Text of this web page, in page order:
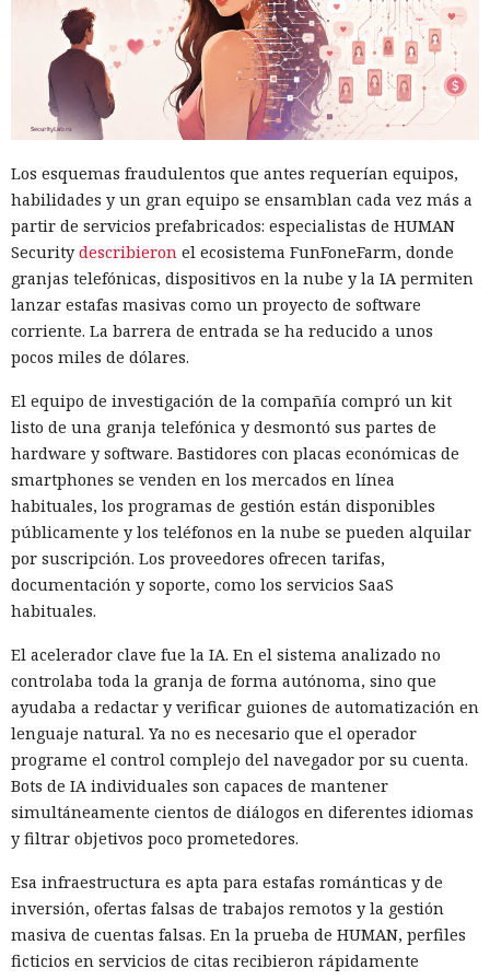
verificar los datos entre agentes, limpiar el contexto
intermedio, rastrear el origen de las instrucciones e aislar
la memoria del diálogo. Además conviene limitar el plazo
de conservación del contexto, comprobar el intercambio
entre agentes y vigilar cambios inesperados de
comportamiento en distintas etapas de la cadena de
Investigadores del MIT eluden
los parches contra Spectre v2
en procesadores Intel y AMD
14:18 / 09.08.2026
Bastaron poco menos de 20 minutos para vulnerar un
procesador protegido.
La protección contra el ataque Spectre v2 se basa en que el
procesador borra o aísla el estado del predictor de saltos
antes de ejecutar código protegido, pero especialistas del
MIT CSAILencontraron una formade intervenir en el breve
intervalo entre el borrado y el uso de ese estado. La nueva
clase de ataques recibió el nombre TONTOU, y la variante
mostrada utiliza interrupciones por hardware.
El atacante debe ya poder ejecutar código no privilegiado en
un sistema Linux. Ese proceso puede programar
temporizadores de alta precisión y provocar interrupciones
por hardware casi en el momento oportuno. Si la
Los esquemas fraudulentos que antes requerían equipos,
habilidades y un gran equipo se ensamblan cada vez más a
partir de servicios prefabricados: especialistas de HUMAN
Security describieron el ecosistema FunFoneFarm, donde
granjas telefónicas, dispositivos en la nube y la IA permiten
lanzar estafas masivas como un proyecto de software
corriente. La barrera de entrada se ha reducido a unos
pocos miles de dólares.
El equipo de investigación de la compañía compró un kit
listo de una granja telefónica y desmontó sus partes de
hardware y software. Bastidores con placas económicas de
smartphones se venden en los mercados en línea
habituales, los programas de gestión están disponibles
públicamente y los teléfonos en la nube se pueden alquilar
por suscripción. Los proveedores ofrecen tarifas,
documentación y soporte, como los servicios SaaS
habituales.
El acelerador clave fue la IA. En el sistema analizado no
controlaba toda la granja de forma autónoma, sino que
ayudaba a redactar y verificar guiones de automatización en
lenguaje natural. Ya no es necesario que el operador
programe el control complejo del navegador por su cuenta.
Bots de IA individuales son capaces de mantener
simultáneamente cientos de diálogos en diferentes idiomas
y filtrar objetivos poco prometedores.
Esa infraestructura es apta para estafas románticas y de
inversión, ofertas falsas de trabajos remotos y la gestión
masiva de cuentas falsas. En la prueba de HUMAN, perfiles
ficticios en servicios de citas recibieron rápidamente